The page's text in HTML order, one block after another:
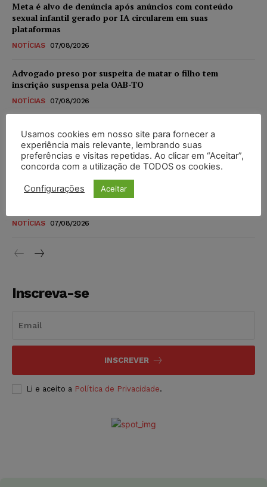
Meta é alvo de denúncia após anúncios com conteúdo
sexual infantil gerado por IA circularem em suas
plataformas
NOTÍCIAS 07/08/2026
Advogado preso por suspeita de matar o filho tem
inscrição suspensa pela OAB-TO
NOTÍCIAS 07/08/2026
STF amplia isenção de IBS e CBS na compra de veículos
novos para pessoas com deficiência e autistas de todos os
níveis
DIREITO TRIBUTÁRIO 07/08/2026
Justiça do Trabalho mantém justa causa de empregado que
NOTÍCIAS 07/08/2026
Inscreva-se
INSCREVER
Li e aceito a Política de Privacidade.
Usamos cookies em nosso site para fornecer a
experiência mais relevante, lembrando suas
preferências e visitas repetidas. Ao clicar em “Aceitar”,
concorda com a utilização de TODOS os cookies.
Configurações Aceitar